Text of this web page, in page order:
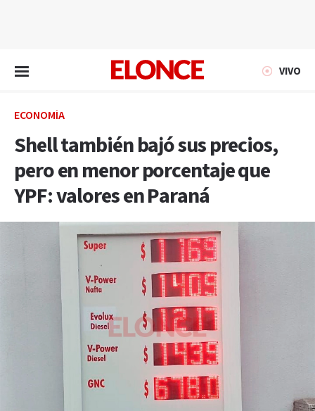
VIVO
ECONOMÍA
Shell también bajó sus precios,
pero en menor porcentaje que
YPF: valores en Paraná